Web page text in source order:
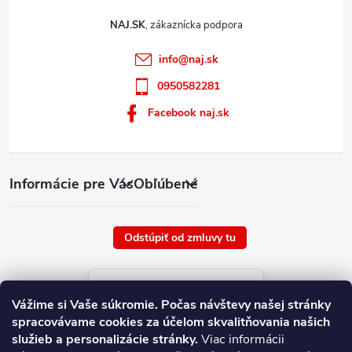
Vážime si Vaše súkromie. Počas návštevy našej stránky
spracovávame cookies za účelom skvalitňovania našich
služieb a personalizácie stránky.Viac informácii
Informácie pre VásObľúbené
NAJ.SK
info@naj.sk
0950582281
Facebook naj.sk
Odstúpiť od zmluvy tu
Aktuálne ceny tovaru
platné od : 8/8/2026